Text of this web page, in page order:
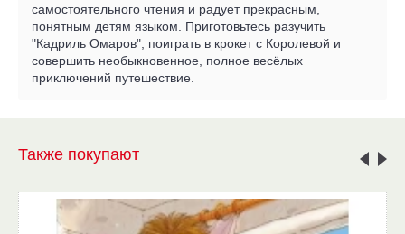
самостоятельного чтения и радует прекрасным,
понятным детям языком. Приготовьтесь разучить
"Кадриль Омаров", поиграть в крокет с Королевой и
совершить необыкновенное, полное весёлых
приключений путешествие.
Также покупают